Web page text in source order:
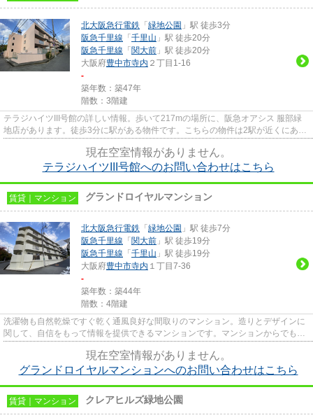
北大阪急行電鉄 「 緑地公園 」駅 徒歩3分
阪急千里線 「 千里山 」駅 徒歩20分
阪急千里線 「 関大前 」駅 徒歩20分
大阪府豊中市寺内 ２丁目1-16
-
築年数：築47年
階数：3階建
テラジハイツIII号館の詳しい情報。歩いて217mの場所に、阪急オアシス 服部緑
地店があります。徒歩3分に駅がある物件です。こちらの物件は2駅が近くにあり
現在空室情報がありません。
テラジハイツIII号館へのお問い合わせはこちら
賃貸｜マンション グランドロイヤルマンション
北大阪急行電鉄 「 緑地公園 」駅 徒歩7分
阪急千里線 「 関大前 」駅 徒歩19分
阪急千里線 「 千里山 」駅 徒歩19分
大阪府豊中市寺内 １丁目7-36
-
築年数：築44年
階数：4階建
洗濯物も自然乾燥ですぐ乾く通風良好な間取りのマンション。造りとデザインに
関して、自信をもって情報を提供できるマンションです。マンションからでも川
現在空室情報がありません。
グランドロイヤルマンションへのお問い合わせはこちら
賃貸｜マンション クレアヒルズ緑地公園